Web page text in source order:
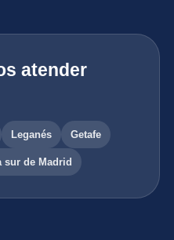
atender
Leganés Getafe
sur de Madrid